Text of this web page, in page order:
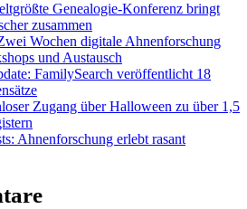
Genealogie-Konferenz bringt
zusammen
Wochen digitale Ahnenforschung
und Austausch
FamilySearch veröffentlicht 18
Zugang über Halloween zu über 1,5
Ahnenforschung erlebt rasant